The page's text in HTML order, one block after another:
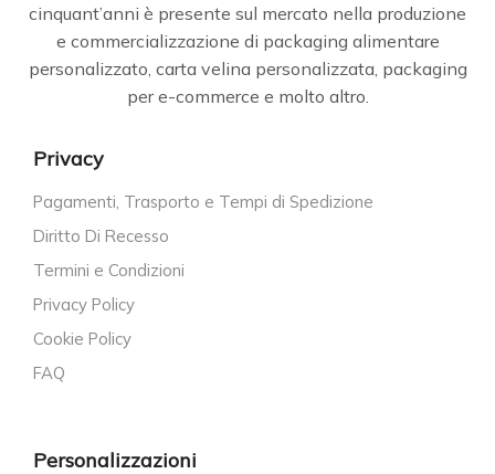
cinquant’anni è presente sul mercato nella produzione
e commercializzazione di packaging alimentare
personalizzato, carta velina personalizzata, packaging
per e-commerce e molto altro.
Privacy
Pagamenti, Trasporto e Tempi di Spedizione
Diritto Di Recesso
Termini e Condizioni
Privacy Policy
Cookie Policy
FAQ
Personalizzazioni